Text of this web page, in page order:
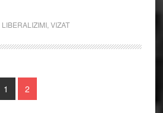
LIBERALIZIMI, VIZAT
1 2